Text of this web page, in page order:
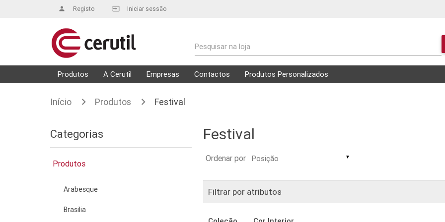
Registo
person Iniciar sessão
input
Pesquisar na loja
Produtos A Cerutil Empresas Contactos Produtos Personalizados
Início Produtos Festival
Categorias
Produtos
Arabesque
Brasilia
Festival
Ordenar por ▼
Filtrar por atributos